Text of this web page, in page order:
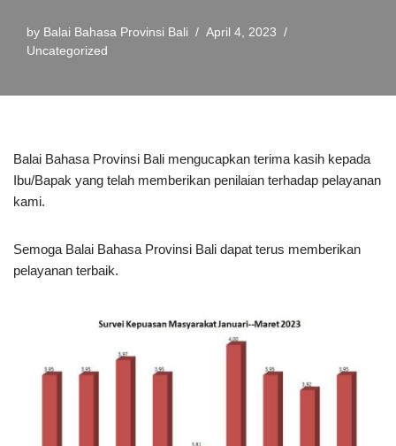
by Balai Bahasa Provinsi Bali
April 4, 2023
Uncategorized
Balai Bahasa Provinsi Bali mengucapkan terima kasih kepada
Ibu/Bapak yang telah memberikan penilaian terhadap pelayanan
kami.
Semoga Balai Bahasa Provinsi Bali dapat terus memberikan
pelayanan terbaik.